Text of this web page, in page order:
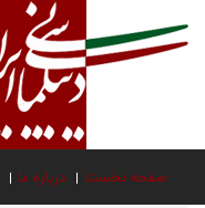
صفحه نخست درباره ما